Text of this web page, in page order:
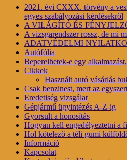
2021. évi CXXX. törvény a
egyes szabályozási kérdésekről
A VILÁGÍTÓ ÉS
A vizsgarendszer rossz, de mi
ADATVÉDELMI
Autófólia
Beperelhetek-e egy
Cikkek
Használt autó vásárlás
Csak benzinest, mert az
Eredetiség vizsgálat
Gépjármű ügyintézés A-Z-ig
Gyorsult a honosítás
Hogyan kell engedélyeztetni a
Hol kötelező a téli gumi
Információ
Kapcsolat